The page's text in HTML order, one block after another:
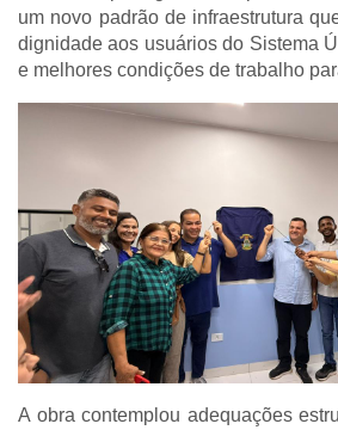
um novo padrão de infraestrutura
dignidade aos usuários do Sistema
e melhores condições de trabalho
A obra contemplou adequações